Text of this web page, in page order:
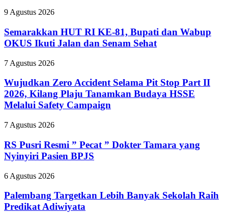
di
Dilaporkan
Penjual
Polisi
Semarakkan
RI
KE-
81,
dan
OKUS
Ikuti
Jalan
Senam
Sehat
9 Agustus 2026
Semarakkan HUT RI KE-81, Bupati dan Wabup
OKUS Ikuti Jalan dan Senam Sehat
Wujudkan
Accident
Selama
Pit
Stop
II
Kilang
Plaju
Tanamkan
Budaya
HSSE
Melalui
Safety
Campaign
7 Agustus 2026
Wujudkan Zero Accident Selama Pit Stop Part II
2026, Kilang Plaju Tanamkan Budaya HSSE
Melalui Safety Campaign
RS
Resmi
”
Pecat
Dokter
yang
Nyinyiri
7 Agustus 2026
RS Pusri Resmi ” Pecat ” Dokter Tamara yang
Nyinyiri Pasien BPJS
Palembang
Lebih
Banyak
Sekolah
6 Agustus 2026
Palembang Targetkan Lebih Banyak Sekolah Raih
Predikat Adiwiyata